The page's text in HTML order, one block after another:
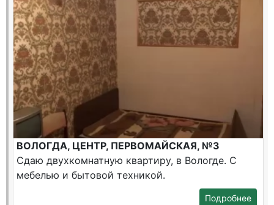
ВОЛОГДА, ЦЕНТР, ПЕРВОМАЙСКАЯ, №3
Сдаю двухкомнатную квартиру, в Вологде. С
мебелью и бытовой техникой.
Подробнее